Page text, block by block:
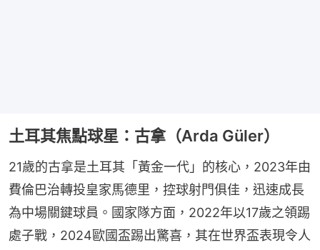
土耳其焦點球星：古拿（Arda Güler）
21歲的古拿是土耳其「黃金一代」的核心，2023年由
費倫巴治轉投皇家馬德里，控球射門俱佳，迅速成長
為中場關鍵球員。國家隊方面，2022年以17歲之領踢
處子戰，2024歐國盃踢出驚喜，其在世界盃表現令人